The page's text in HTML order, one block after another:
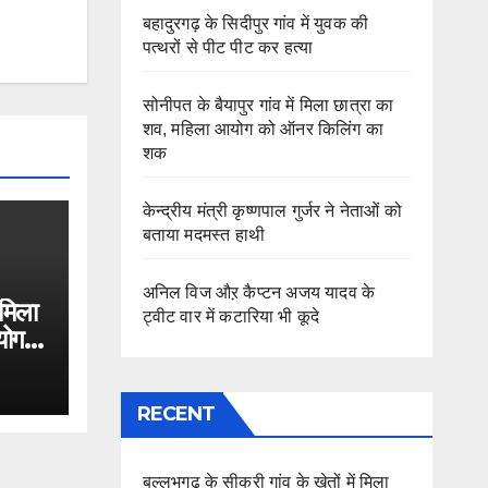
बहादुरगढ़ के सिदीपुर गांव में युवक की
पत्थरों से पीट पीट कर हत्या
सोनीपत के बैयापुर गांव में मिला छात्रा का
शव, महिला आयोग को ऑनर किलिंग का
शक
केन्द्रीय मंत्री कृष्णपाल गुर्जर ने नेताओं को
बताया मदमस्त हाथी
अनिल विज औऱ कैप्टन अजय यादव के
ट्वीट वार में कटारिया भी कूदे
RECENT
बल्लभगढ़ के सीकरी गांव के खेतों में मिला